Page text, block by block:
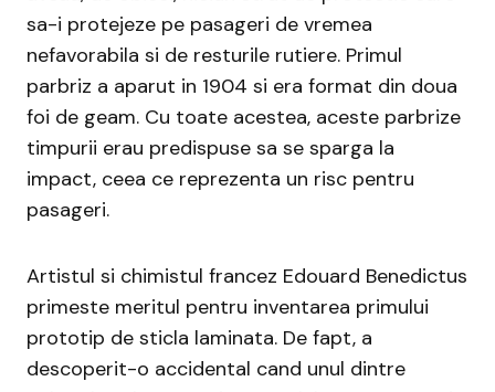
sa-i protejeze pe pasageri de vremea
nefavorabila si de resturile rutiere. Primul
parbriz a aparut in 1904 si era format din doua
foi de geam. Cu toate acestea, aceste parbrize
timpurii erau predispuse sa se sparga la
impact, ceea ce reprezenta un risc pentru
pasageri.
Artistul si chimistul francez Edouard Benedictus
primeste meritul pentru inventarea primului
prototip de sticla laminata. De fapt, a
descoperit-o accidental cand unul dintre